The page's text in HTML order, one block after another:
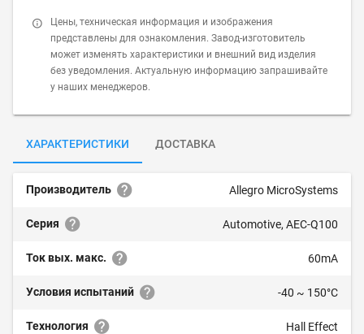
Цены, техническая информация и изображения
представлены для ознакомления. Завод-изготовитель
может изменять характеристики и внешний вид изделия
без уведомления. Актуальную информацию запрашивайте
у наших менеджеров.
ХАРАКТЕРИСТИКИ ДОСТАВКА
Производитель Allegro MicroSystems
Серия Automotive, AEC-Q100
Ток вых. макс. 60mA
Условия испытаний -40 ~ 150°C
Технология Hall Effect